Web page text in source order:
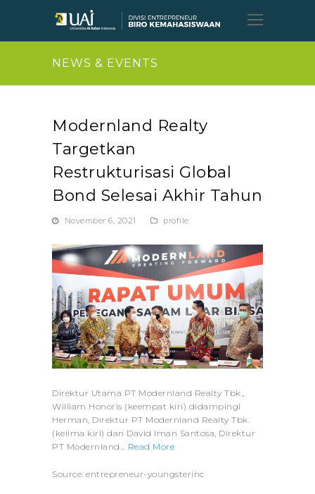
Open
Mobile
NEWS & EVENTS
Modernland Realty
Targetkan
Restrukturisasi Global
Bond Selesai Akhir Tahun
November 6, 2021 profile
Direktur Utama PT Modernland Realty Tbk.,
William Honoris (keempat kiri) didampingi
Herman, Direktur PT Modernland Realty Tbk.
(kelima kiri) dan David Iman Santosa, Direktur
PT Modernland… Read More
Source: entrepreneur-youngsterinc